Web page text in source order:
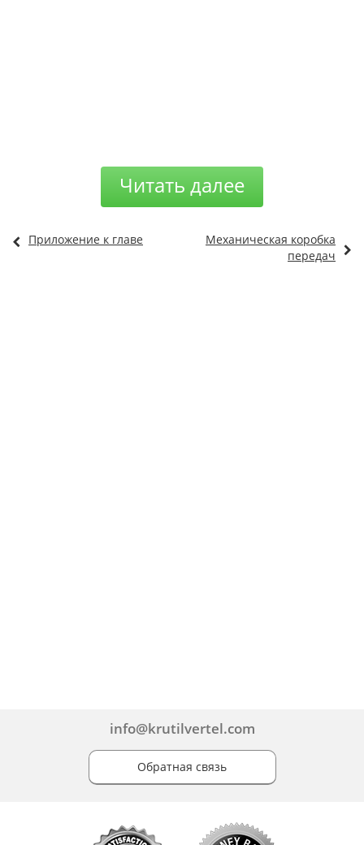
Читать далее
Приложение к главе
Механическая коробка
передач
info@krutilvertel.com
Обратная связь